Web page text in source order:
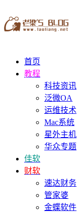
首页
教程
科技资讯
泛微OA
运维技术
Mac系统
星外主机
华众专题
佳软
财软
速达财务
管家婆
金蝶软件